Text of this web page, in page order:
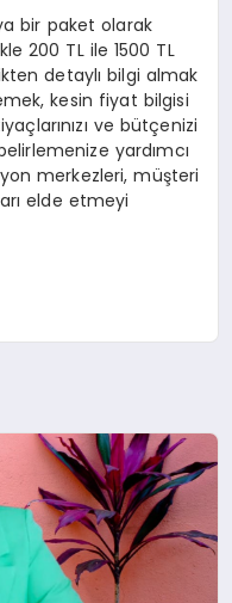
bir paket olarak
200 TL ile 1500 TL
detaylı bilgi almak
kesin fiyat bilgisi
ve bütçenizi
yardımcı
merkezleri, müşteri
elde etmeyi